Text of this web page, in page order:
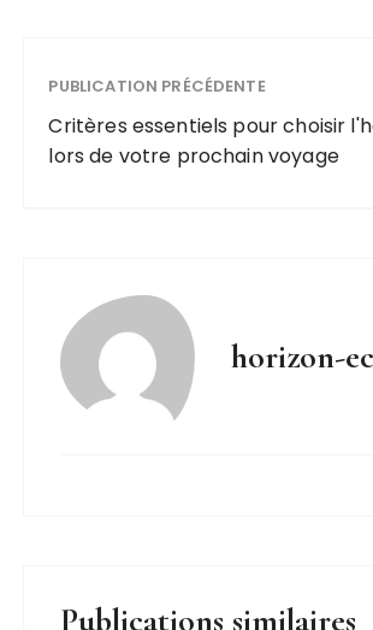
faire ?
PUBLICATION PRÉCÉDENTE
Critères essentiels pour choisir
lors de votre prochain voyage
horizon-
Publications similaires